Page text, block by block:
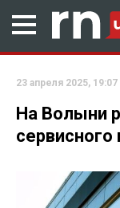
23 апреля 2025, 19:07
На Волыни